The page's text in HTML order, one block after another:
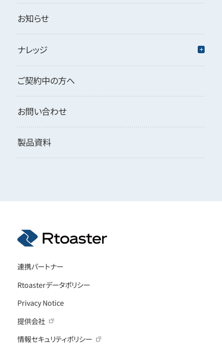
お知らせ
ナレッジ
ご契約中の方へ
お問い合わせ
製品資料
連携パートナー
Rtoasterデータポリシー
Privacy Notice
提供会社
情報セキュリティポリシー